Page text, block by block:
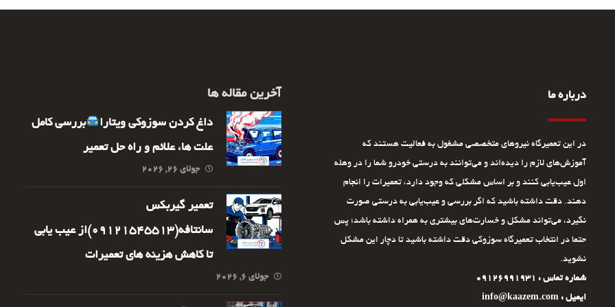
درباره ما
در این تعمیرگاه نیروهای متخصصی مشغول به فعالیت هستند که
آموزش‌های لازم را دیده‌اند و می‌توانند به درستی خودرو شما را در وهله
اول عیب‌یابی کنند و بر اساس مشکلی که وجود دارد، تعمیرات را انجام
دهند. دقت داشته باشید که اگر بررسی و عیب‌یابی به درستی صورت
نگیرد، می‌تواند مشکل و خسارت‌های بیشتری به همراه داشته باشد؛ پس
حتما در انتخاب تعمیرگاه سوزوکی دقت داشته باشید تا دچار این مشکل
نشوید.
شماره تماس : 09126991931
ایمیل : info@kaazem.com
آخرین مقاله ها
داغ کردن سوزوکی ویتارا
بررسی کامل
علت ها، علائم و راه حل تعمیر
جولای ۲۶, ۲۰۲۶
تعمیر گیربکس
سانتافه(09121545513)از عیب یابی
تا کاهش هزینه های تعمیرات
جولای ۶, ۲۰۲۶